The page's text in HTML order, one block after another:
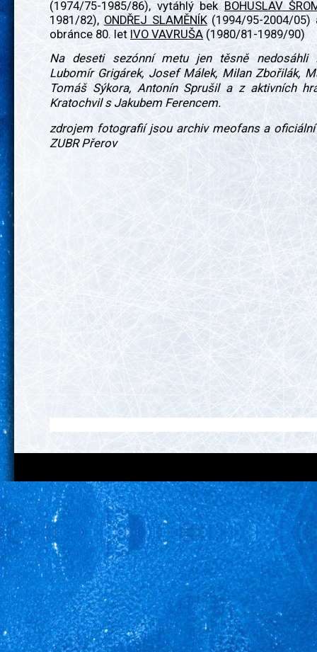
(1974/75-1985/86), vytáhlý bek BOHUSLAV
1981/82), ONDŘEJ SLAMĚNÍK(1994/95-2004/05)
obránce 80. letIVO VAVRUŠA(1980/81-1989/90)
Na deseti sezónní metu jen těsně nedosáhli
Lubomír Grigárek, Josef Málek, Milan Zbořilák,
Tomáš Sýkora, Antonín Sprušil a z aktivních
Kratochvil s Jakubem Ferencem.
zdrojem fotografií jsou archiv meofans a oficiální
ZUBR Přerov